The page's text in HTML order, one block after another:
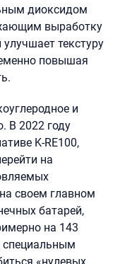
диоксидом
выработку
текстуру
повышая
и
В 2022 году
K-RE100,
на
своем главном
батарей,
на 143
специальным